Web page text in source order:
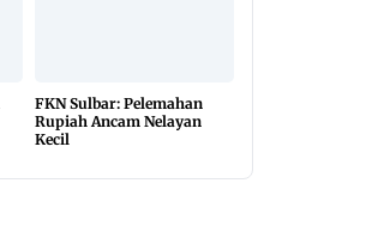
FKN Sulbar: Pelemahan
Rupiah Ancam Nelayan
Kecil